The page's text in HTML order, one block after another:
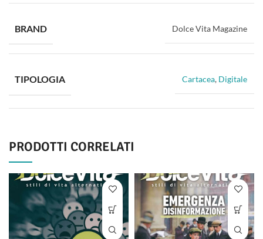
BRAND Dolce Vita Magazine
TIPOLOGIA Cartacea, Digitale
PRODOTTI CORRELATI